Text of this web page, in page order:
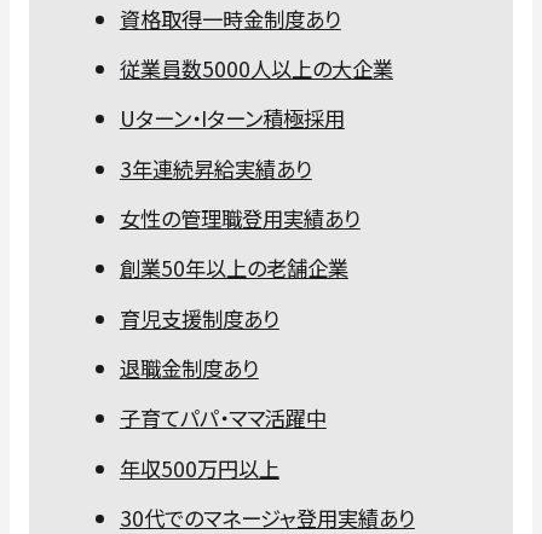
資格取得一時金制度あり
従業員数5000人以上の大企業
Uターン・Iターン積極採用
3年連続昇給実績あり
女性の管理職登用実績あり
創業50年以上の老舗企業
育児支援制度あり
退職金制度あり
子育てパパ・ママ活躍中
年収500万円以上
30代でのマネージャ登用実績あり